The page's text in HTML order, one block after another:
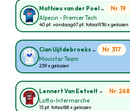
Mathieu van der Poel - Nr. 19
Alpecin - Premier Tech
40 pt. vandaag67 pt. totaal936 x gekozen
Cian Uijtdebroeks - Nr. 317
Movistar Team
259 x gekozen
Lennert Van Eetvelt - Nr. 268
Lotto-Intermarche
15 pt. totaal88 x gekozen